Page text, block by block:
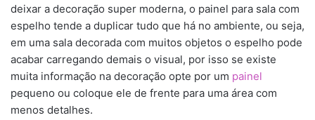
deixar a decoração super moderna, o painel para sala com
espelho tende a duplicar tudo que há no ambiente, ou seja,
em uma sala decorada com muitos objetos o espelho pode
acabar carregando demais o visual, por isso se existe
muita informação na decoração opte por um painel
pequeno ou coloque ele de frente para uma área com
menos detalhes.